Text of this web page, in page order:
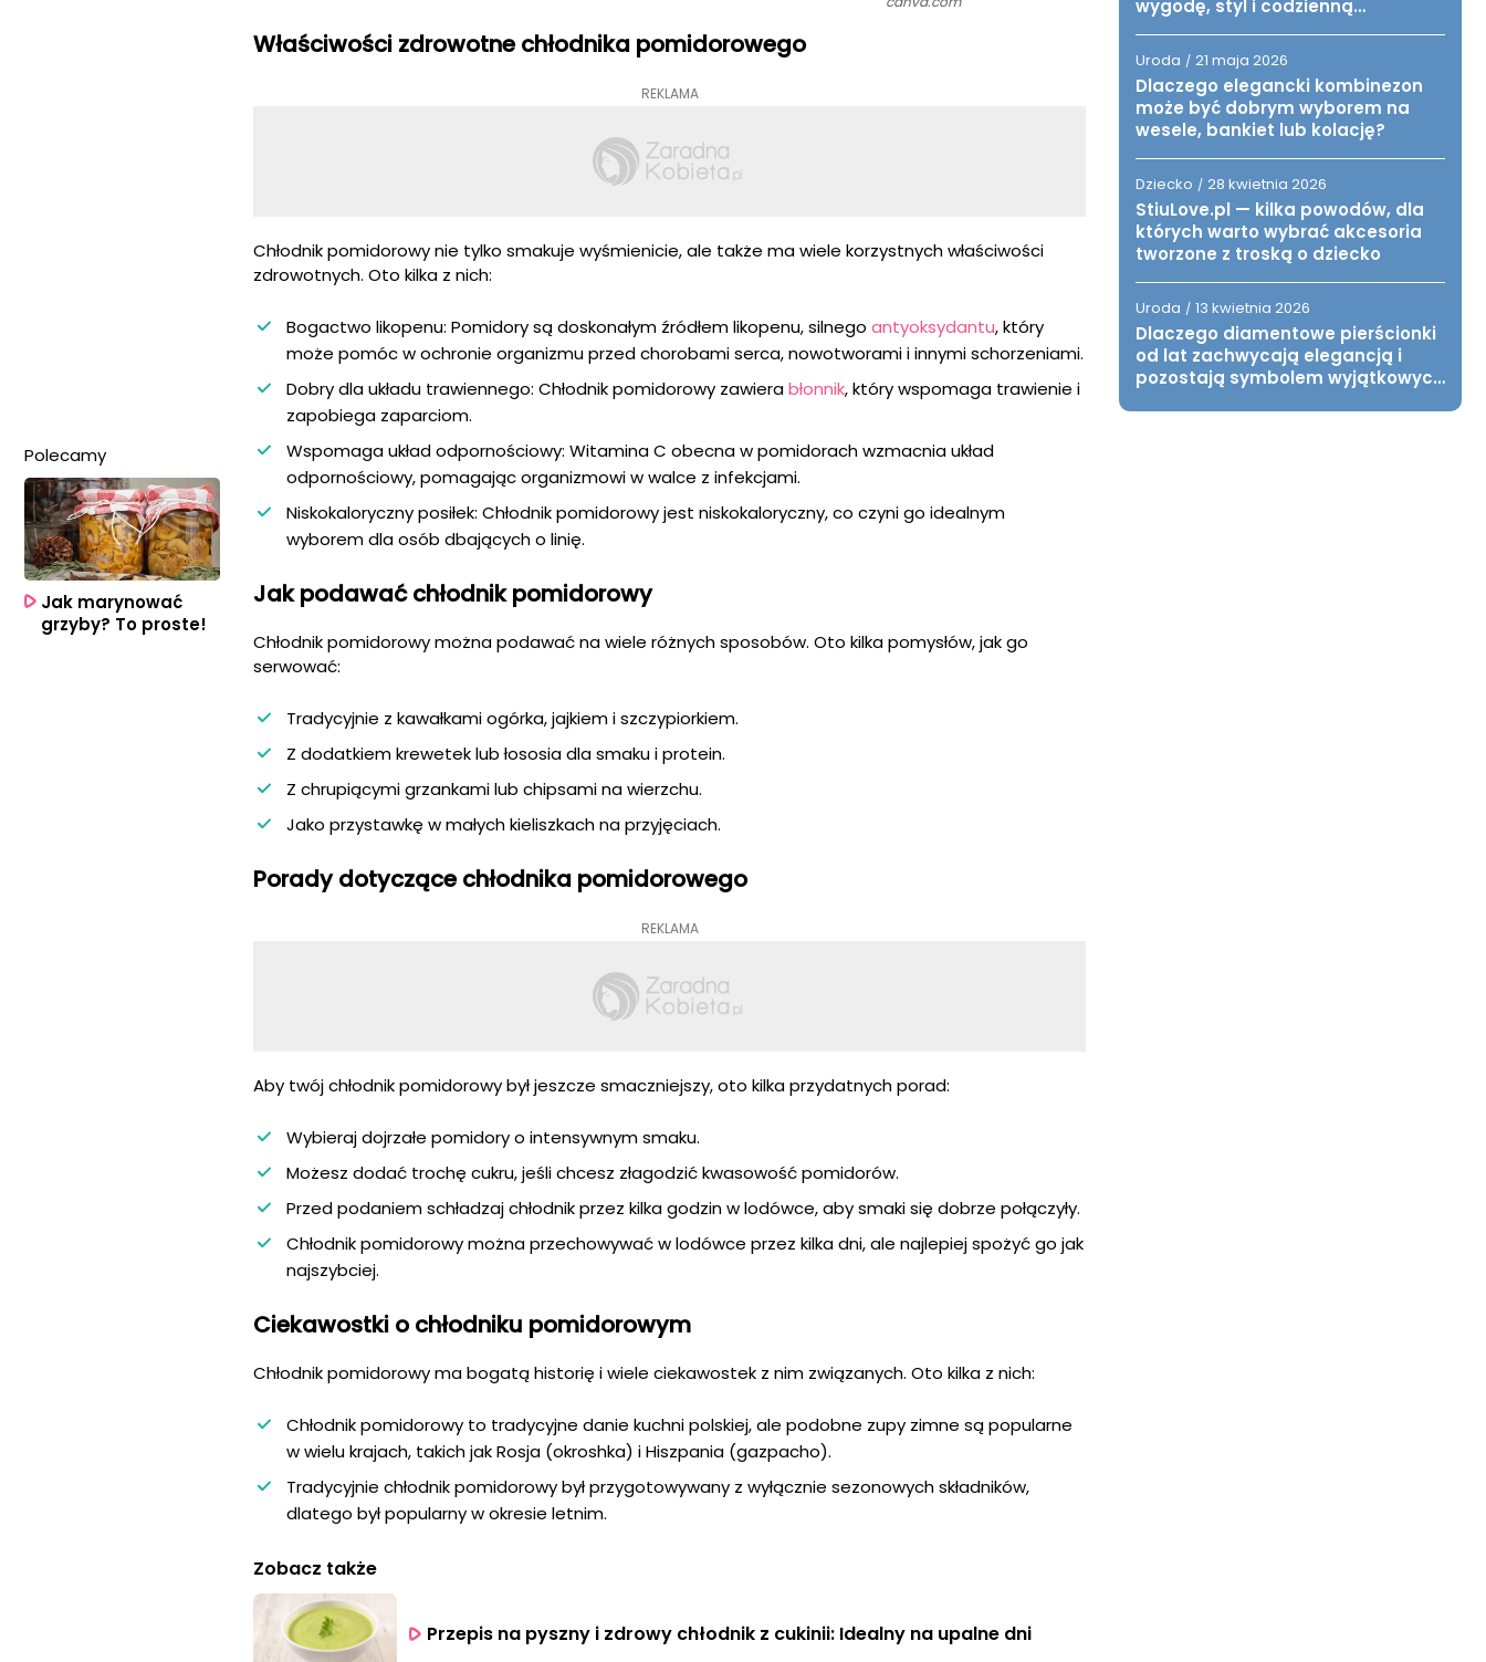
Właściwości zdrowotne chłodnika pomidorowego
REKLAMA
Chłodnik pomidorowy nie tylko smakuje wyśmienicie, ale także ma wiele korzystnych właściwości
zdrowotnych. Oto kilka z nich:
Bogactwo likopenu: Pomidory są doskonałym źródłem likopenu, silnego antyoksydantu, który
może pomóc w ochronie organizmu przed chorobami serca, nowotworami i innymi schorzeniami.
Dobry dla układu trawiennego: Chłodnik pomidorowy zawierabłonnik, który wspomaga trawienie i
zapobiega zaparciom.
Wspomaga układ odpornościowy: Witamina C obecna w pomidorach wzmacnia układ
odpornościowy, pomagając organizmowi w walce z infekcjami.
Niskokaloryczny posiłek: Chłodnik pomidorowy jest niskokaloryczny, co czyni go idealnym
wyborem dla osób dbających o linię.
Jak podawać chłodnik pomidorowy
Chłodnik pomidorowy można podawać na wiele różnych sposobów. Oto kilka pomysłów, jak go
serwować:
Tradycyjnie z kawałkami ogórka, jajkiem i szczypiorkiem.
Z dodatkiem krewetek lub łososia dla smaku i protein.
Z chrupiącymi grzankami lub chipsami na wierzchu.
Jako przystawkę w małych kieliszkach na przyjęciach.
Porady dotyczące chłodnika pomidorowego
REKLAMA
Aby twój chłodnik pomidorowy był jeszcze smaczniejszy, oto kilka przydatnych porad:
Wybieraj dojrzałe pomidory o intensywnym smaku.
Możesz dodać trochę cukru, jeśli chcesz złagodzić kwasowość pomidorów.
Przed podaniem schładzaj chłodnik przez kilka godzin w lodówce, aby smaki się dobrze połączyły.
Chłodnik pomidorowy można przechowywać w lodówce przez kilka dni, ale najlepiej spożyć go jak
najszybciej.
Ciekawostki o chłodniku pomidorowym
Chłodnik pomidorowy ma bogatą historię i wiele ciekawostek z nim związanych. Oto kilka z nich:
Chłodnik pomidorowy to tradycyjne danie kuchni polskiej, ale podobne zupy zimne są popularne
w wielu krajach, takich jak Rosja (okroshka) i Hiszpania (gazpacho).
Tradycyjnie chłodnik pomidorowy był przygotowywany z wyłącznie sezonowych składników,
dlatego był popularny w okresie letnim.
Zobacz także
Przepis na pyszny i zdrowy chłodnik z cukinii: Idealny na upalne dni
Polecamy
Jak marynować
grzyby? To proste!
wygodę, styl i codzienną
Uroda / 21 maja 2026
Dlaczego elegancki kombinezon
może być dobrym wyborem na
wesele, bankiet lub kolację?
Dziecko / 28 kwietnia 2026
StiuLove.pl — kilka powodów, dla
których warto wybrać akcesoria
tworzone z troską o dziecko
Uroda / 13 kwietnia 2026
Dlaczego diamentowe pierścionki
od lat zachwycają elegancją i
pozostają symbolem wyjątkowych